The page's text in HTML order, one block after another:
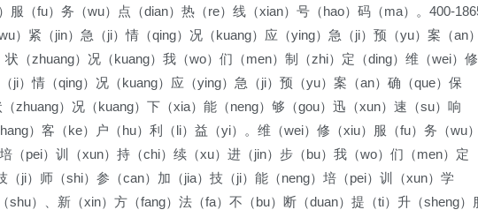
服（fu）务（wu）点（dian）热（re）线（xian）号（hao）码（ma）。400-
）紧（jin）急（ji）情（qing）况（kuang）应（ying）急（ji）预（yu）案（an）
（zhuang）况（kuang）我（wo）们（men）制（zhi）定（ding）维（wei）修
ji）情（qing）况（kuang）应（ying）急（ji）预（yu）案（an）确（que）保
zhuang）况（kuang）下（xia）能（neng）够（gou）迅（xun）速（su）响
）客（ke）户（hu）利（li）益（yi）。维（wei）修（xiu）服（fu）务（wu）
（pei）训（xun）持（chi）续（xu）进（jin）步（bu）我（wo）们（men）定
（ji）师（shi）参（can）加（jia）技（ji）能（neng）培（pei）训（xun）学
shu）、新（xin）方（fang）法（fa）不（bu）断（duan）提（ti）升（sheng）